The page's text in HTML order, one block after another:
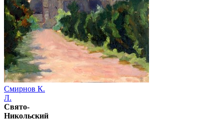
Смирнов К.
Л.
Свято-
Никольский